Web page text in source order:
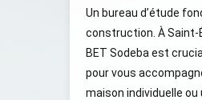
Un bureau d’étude
construction. À Saint-
BET Sodeba est
pour vous
maison individuelle